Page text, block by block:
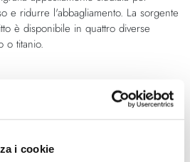
i cookie
e ridurre l'abbagliamento. La sorgente
è disponibile in quattro diverse
o titanio.
Enzo Panzeri, 2015